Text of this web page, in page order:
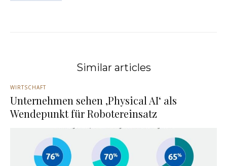
Similar articles
WIRTSCHAFT
Unternehmen sehen ‚Physical AI‘ als
Wendepunkt für Robotereinsatz